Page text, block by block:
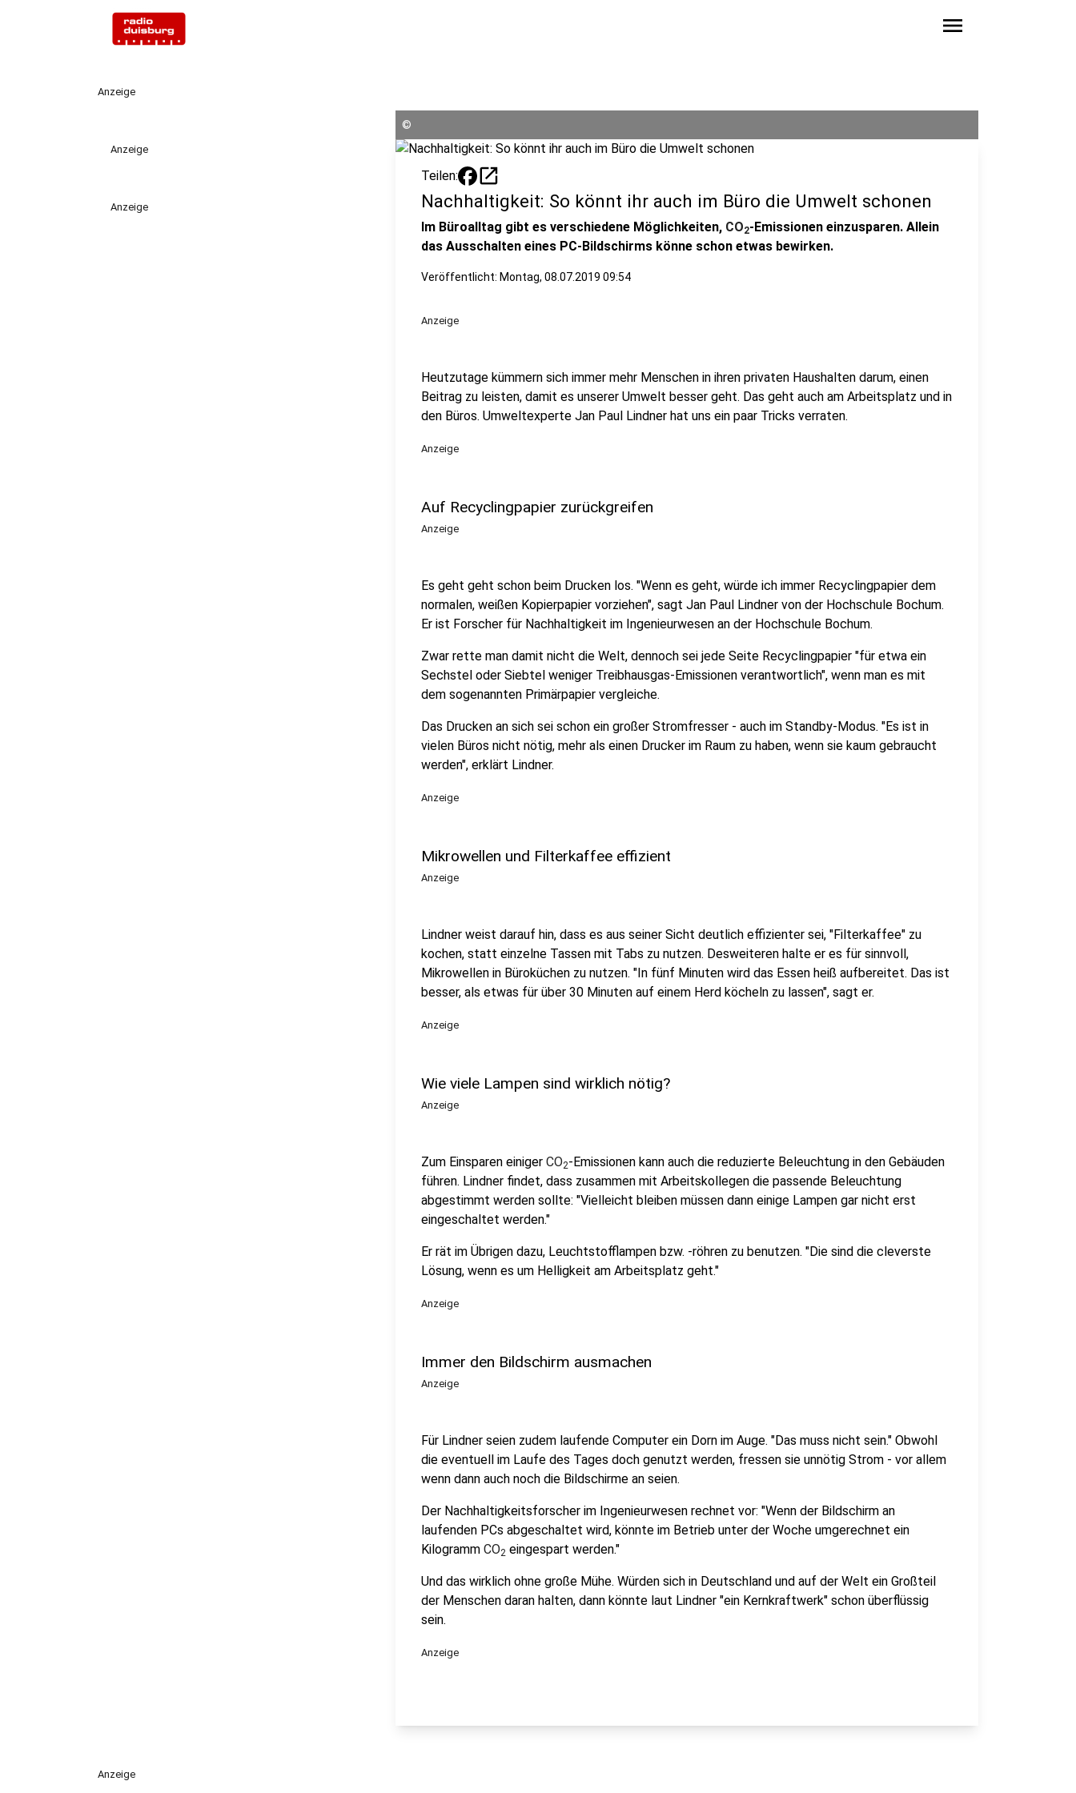
menu
Anzeige
Anzeige
Anzeige
©
Teilen: open_in_new
Nachhaltigkeit: So könnt ihr auch im Büro die Umwelt schonen
Im Büroalltag gibt es verschiedene Möglichkeiten, CO2-Emissionen einzusparen. Allein
das Ausschalten eines PC-Bildschirms könne schon etwas bewirken.
Veröffentlicht: Montag, 08.07.2019 09:54
Anzeige
Heutzutage kümmern sich immer mehr Menschen in ihren privaten Haushalten darum, einen
Beitrag zu leisten, damit es unserer Umwelt besser geht. Das geht auch am Arbeitsplatz und in
den Büros. Umweltexperte Jan Paul Lindner hat uns ein paar Tricks verraten.
Anzeige
Auf Recyclingpapier zurückgreifen
Anzeige
Es geht geht schon beim Drucken los. "Wenn es geht, würde ich immer Recyclingpapier dem
normalen, weißen Kopierpapier vorziehen", sagt Jan Paul Lindner von der Hochschule Bochum.
Er ist Forscher für Nachhaltigkeit im Ingenieurwesen an der Hochschule Bochum.
Zwar rette man damit nicht die Welt, dennoch sei jede Seite Recyclingpapier "für etwa ein
Sechstel oder Siebtel weniger Treibhausgas-Emissionen verantwortlich", wenn man es mit
dem sogenannten Primärpapier vergleiche.
Das Drucken an sich sei schon ein großer Stromfresser - auch im Standby-Modus. "Es ist in
vielen Büros nicht nötig, mehr als einen Drucker im Raum zu haben, wenn sie kaum gebraucht
werden", erklärt Lindner.
Anzeige
Mikrowellen und Filterkaffee effizient
Anzeige
Lindner weist darauf hin, dass es aus seiner Sicht deutlich effizienter sei, "Filterkaffee" zu
kochen, statt einzelne Tassen mit Tabs zu nutzen. Desweiteren halte er es für sinnvoll,
Mikrowellen in Büroküchen zu nutzen. "In fünf Minuten wird das Essen heiß aufbereitet. Das ist
besser, als etwas für über 30 Minuten auf einem Herd köcheln zu lassen", sagt er.
Anzeige
Wie viele Lampen sind wirklich nötig?
Anzeige
Zum Einsparen einiger CO2-Emissionen kann auch die reduzierte Beleuchtung in den Gebäuden
führen. Lindner findet, dass zusammen mit Arbeitskollegen die passende Beleuchtung
abgestimmt werden sollte: "Vielleicht bleiben müssen dann einige Lampen gar nicht erst
eingeschaltet werden."
Er rät im Übrigen dazu, Leuchtstofflampen bzw. -röhren zu benutzen. "Die sind die cleverste
Lösung, wenn es um Helligkeit am Arbeitsplatz geht."
Anzeige
Immer den Bildschirm ausmachen
Anzeige
Für Lindner seien zudem laufende Computer ein Dorn im Auge. "Das muss nicht sein." Obwohl
die eventuell im Laufe des Tages doch genutzt werden, fressen sie unnötig Strom - vor allem
wenn dann auch noch die Bildschirme an seien.
Der Nachhaltigkeitsforscher im Ingenieurwesen rechnet vor: "Wenn der Bildschirm an
laufenden PCs abgeschaltet wird, könnte im Betrieb unter der Woche umgerechnet ein
Kilogramm CO2 eingespart werden."
Und das wirklich ohne große Mühe. Würden sich in Deutschland und auf der Welt ein Großteil
der Menschen daran halten, dann könnte laut Lindner "ein Kernkraftwerk" schon überflüssig
sein.
Anzeige
Anzeige